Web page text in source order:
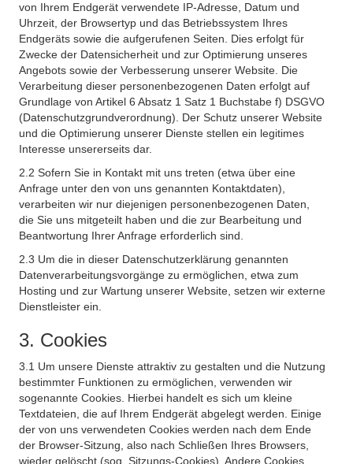
von Ihrem Endgerät verwendete IP-Adresse, Datum und
Uhrzeit, der Browsertyp und das Betriebssystem Ihres
Endgeräts sowie die aufgerufenen Seiten. Dies erfolgt für
Zwecke der Datensicherheit und zur Optimierung unseres
Angebots sowie der Verbesserung unserer Website. Die
Verarbeitung dieser personenbezogenen Daten erfolgt auf
Grundlage von Artikel 6 Absatz 1 Satz 1 Buchstabe f) DSGVO
(Datenschutzgrundverordnung). Der Schutz unserer Website
und die Optimierung unserer Dienste stellen ein legitimes
Interesse unsererseits dar.
2.2 Sofern Sie in Kontakt mit uns treten (etwa über eine
Anfrage unter den von uns genannten Kontaktdaten),
verarbeiten wir nur diejenigen personenbezogenen Daten,
die Sie uns mitgeteilt haben und die zur Bearbeitung und
Beantwortung Ihrer Anfrage erforderlich sind.
2.3 Um die in dieser Datenschutzerklärung genannten
Datenverarbeitungsvorgänge zu ermöglichen, etwa zum
Hosting und zur Wartung unserer Website, setzen wir externe
Dienstleister ein.
3. Cookies
3.1 Um unsere Dienste attraktiv zu gestalten und die Nutzung
bestimmter Funktionen zu ermöglichen, verwenden wir
sogenannte Cookies. Hierbei handelt es sich um kleine
Textdateien, die auf Ihrem Endgerät abgelegt werden. Einige
der von uns verwendeten Cookies werden nach dem Ende
der Browser-Sitzung, also nach Schließen Ihres Browsers,
wieder gelöscht (sog. Sitzungs-Cookies). Andere Cookies